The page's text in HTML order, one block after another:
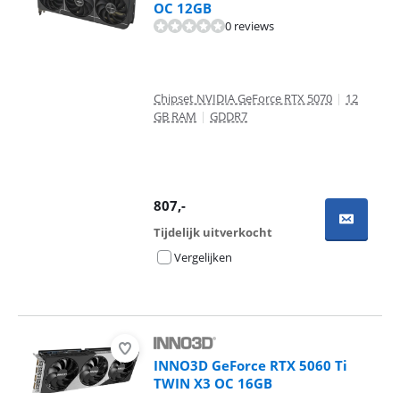
OC 12GB
0 reviews
Chipset NVIDIA GeForce RTX 5070 | 12
GB RAM | GDDR7
807,-
Tijdelijk uitverkocht
Vergelijken
INNO3D GeForce RTX 5060 Ti
TWIN X3 OC 16GB